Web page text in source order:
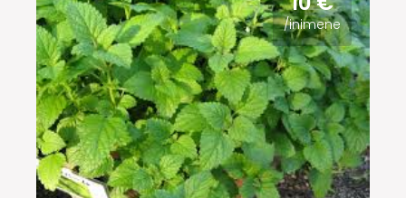
/inimene